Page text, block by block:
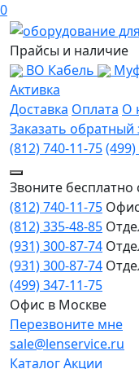
0
Прайсы и наличие
ВО Кабель
Активка
Доставка Оплата О
Заказать обратный
(812) 740-11-75
Звоните бесплатно
(812) 740-11-75
(812) 335-48-85
(931) 300-87-74
(931) 300-87-74
(499) 347-11-75
Офис в Москве
Перезвоните мне
sale@lenservice.ru
КаталогАкции